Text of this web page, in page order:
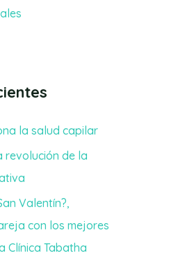
la salud capilar
revolución de la
Valentín?,
con los mejores
Clínica Tabatha